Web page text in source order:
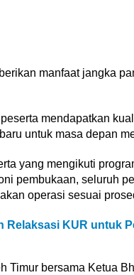
manfaat jangka
mendapatkan
untuk masa depan
yang mengikuti
pembukaan, seluruh
operasi sesuai
Relaksasi KUR untuk
Timur bersama Ketua